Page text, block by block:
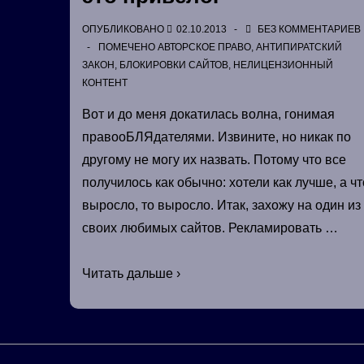
ОПУБЛИКОВАНО 02.10.2013
БЕЗ КОММЕНТАРИЕВ
ПОМЕЧЕНО АВТОРСКОЕ ПРАВО, АНТИПИРАТСКИЙ
ЗАКОН , БЛОКИРОВКИ САЙТОВ, НЕЛИЦЕНЗИОННЫЙ
КОНТЕНТ
Вот и до меня докатилась волна, гонимая
правооБЛЯдателями. Извините, но никак по
другому не могу их назвать. Потому что все
получилось как обычно: хотели как лучше, а
выросло, то выросло. Итак, захожу на один из
своих любимых сайтов. Рекламировать …
ПравооБЛЯдатели
чему
Читать дальше ›